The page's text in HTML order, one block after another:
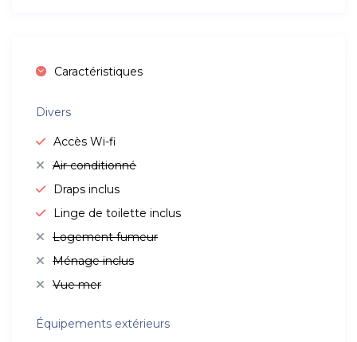
Caractéristiques
Divers
Accès Wi-fi
Air conditionné
Draps inclus
Linge de toilette inclus
Logement fumeur
Ménage inclus
Vue mer
Équipements extérieurs